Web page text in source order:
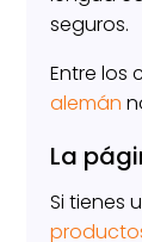
seguros.
Entre
alemán
La
Si tienes